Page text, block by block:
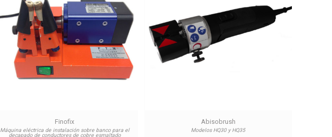
Finofix
Máquina eléctrica de instalación sobre banco para el
decapado de conductores de cobre esmaltado
Abisobrush
Modelos HQ30 y HQ35